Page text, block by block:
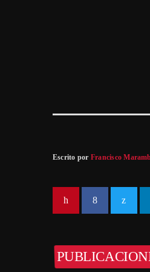
Escrito por Francisco